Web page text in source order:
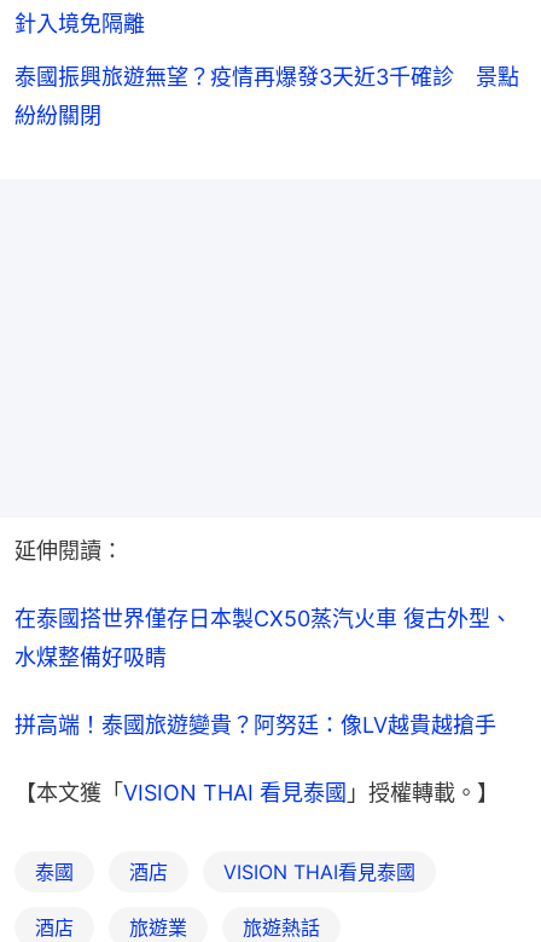
針入境免隔離
泰國振興旅遊無望？疫情再爆發3天近3千確診 景點
紛紛關閉
延伸閱讀：
在泰國搭世界僅存日本製CX50蒸汽火車 復古外型、
水煤整備好吸睛
拼高端！泰國旅遊變貴？阿努廷：像LV越貴越搶手
【本文獲「 VISION THAI 看見泰國 」授權轉載。】
泰國 酒店 VISION THAI看見泰國
酒店 旅遊業 旅遊熱話